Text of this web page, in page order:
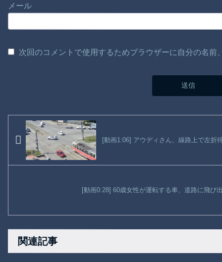
メール
次回のコメントで使用するためブラウザーに自分の名
[動画1:06] アウディさん、線路上で左折
[動画0:28] 60歳女性が運転する車、道路に飛び
関連記事